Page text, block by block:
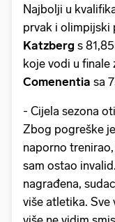
Najbolji u
prvak i olimpijski
Katzberg s
koje vodi u finale
Comenentia sa
- Cijela sezona
Zbog pogreške
naporno
sam ostao
nagrađena,
više atletika. Sve